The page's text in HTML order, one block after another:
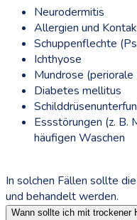
Neurodermitis
Allergien und
Schuppenflechte
Ichthyose
Mundrose
Diabetes mellitus
Essstörungen (z. B.
häufigen Waschen
In solchen Fällen sollte
und behandelt werden.
Wann sollte ich mit trockener